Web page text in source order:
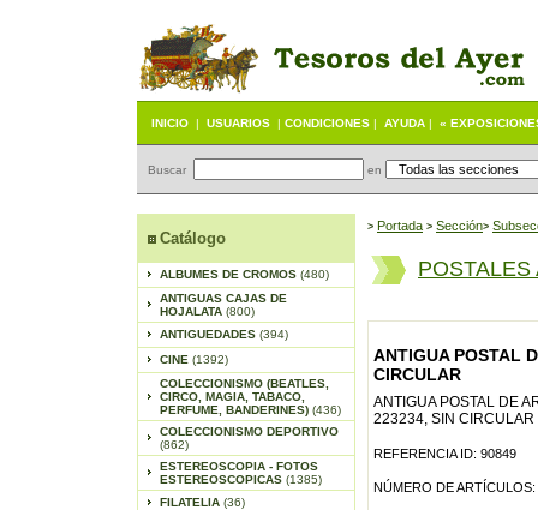
INICIO | USUARIOS | CONDICIONES | AYUDA | «
Buscar en
Catálogo
ALBUMES DE CROMOS (480)
ANTIGUAS CAJAS DE
HOJALATA (800)
ANTIGUEDADES (394)
CINE (1392)
COLECCIONISMO (BEATLES,
CIRCO, MAGIA, TABACO,
PERFUME, BANDERINES) (436)
COLECCIONISMO DEPORTIVO
(862)
ESTEREOSCOPIA - FOTOS
ESTEREOSCOPICAS (1385)
FILATELIA (36)
> Portada > Sección>
POSTALES
ANTIGUA POSTAL
CIRCULAR
ANTIGUA POSTAL DE
223234, SIN CIRCULAR
REFERENCIA ID: 90849
NÚMERO DE ARTÍCULOS: